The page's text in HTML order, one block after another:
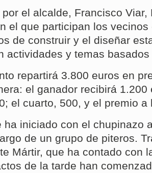
el alcalde, Francisco
el que participan los
de construir y el diseñar
actividades y temas
repartirá 3.800 euros en
el ganador recibirá
el cuarto, 500, y el premio
ha iniciado con el chupinazo
de un grupo de piteros.
Mártir, que ha contado con
de la tarde han